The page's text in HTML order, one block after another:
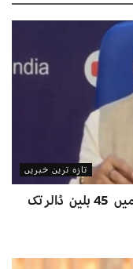
تازہ ترین خبریں
بھارت کی خلائی معیشت اگلے 10 سالوں میں 45 بلین ڈالر تک